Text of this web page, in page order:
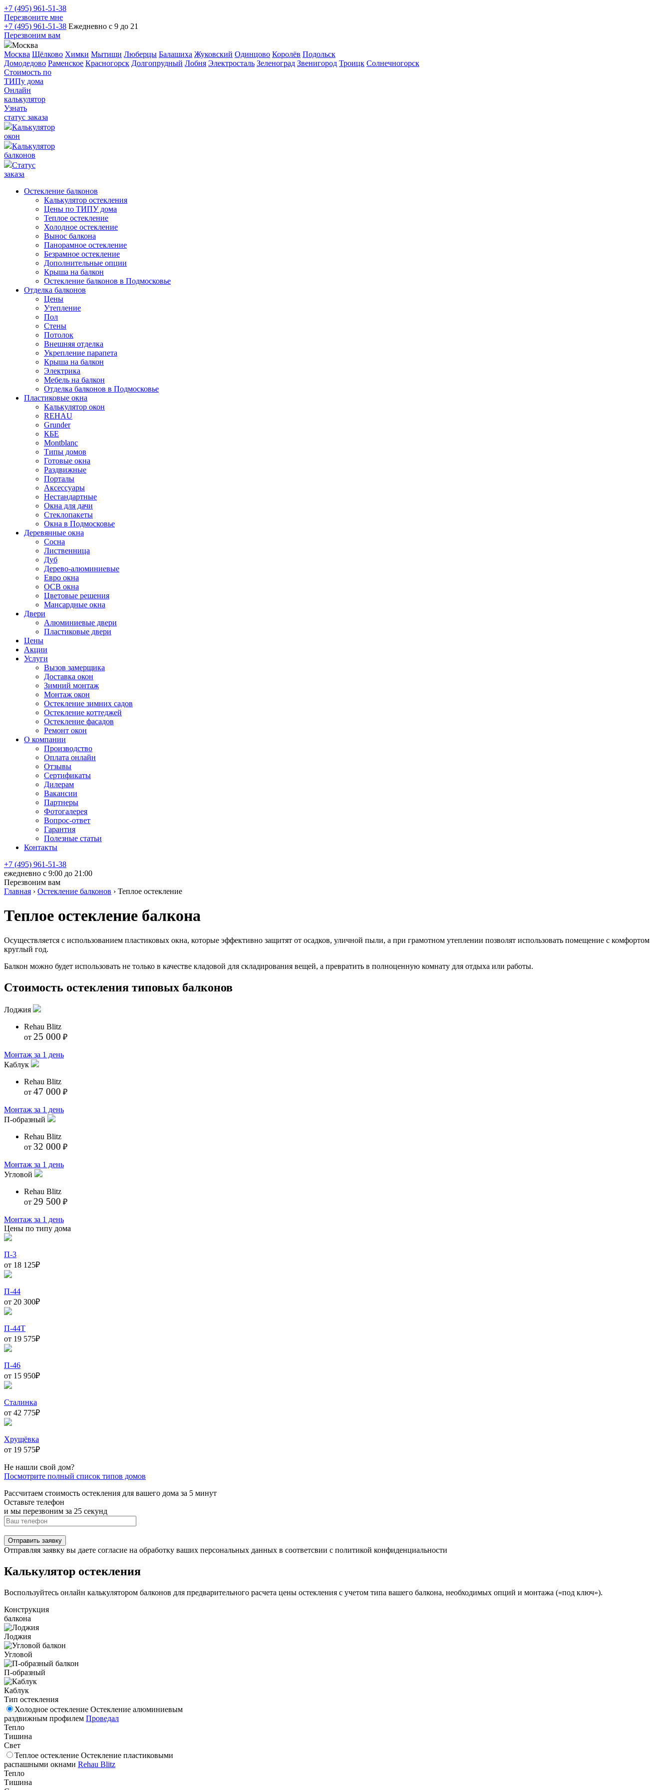
+7 (495) 961-51-38
Перезвоните мне
+7 (495) 961-51-38 Ежедневно с 9 до 21
Перезвоним вам
Москва
Москва Щёлково Химки Мытищи Люберцы Балашиха Жуковский Одинцово Королёв Подольск
Домодедово Раменское Красногорск Долгопрудный Лобня Электросталь Зеленоград Звенигород Троицк Солнечногорск
Стоимость по
ТИПу дома
Онлайн
калькулятор
Узнать
статус заказа
Калькулятор
окон
Калькулятор
балконов
Статус
заказа
Остекление балконов
Калькулятор остекления
Цены по ТИПУ дома
Теплое остекление
Холодное остекление
Вынос балкона
Панорамное остекление
Безрамное остекление
Дополнительные опции
Крыша на балкон
Остекление балконов в Подмосковье
Отделка балконов
Цены
Утепление
Пол
Стены
Потолок
Внешняя отделка
Укрепление парапета
Крыша на балкон
Электрика
Мебель на балкон
Отделка балконов в Подмосковье
Пластиковые окна
Калькулятор окон
REHAU
Grunder
КБЕ
Montblanc
Типы домов
Готовые окна
Раздвижные
Порталы
Аксессуары
Нестандартные
Окна для дачи
Стеклопакеты
Окна в Подмосковье
Деревянные окна
Сосна
Лиственница
Дуб
Дерево-алюминиевые
Евро окна
ОСВ окна
Цветовые решения
Мансардные окна
Двери
Алюминиевые двери
Пластиковые двери
Цены
Акции
Услуги
Вызов замерщика
Доставка окон
Зимний монтаж
Монтаж окон
Остекление зимних садов
Остекление коттеджей
Остекление фасадов
Ремонт окон
О компании
Производство
Оплата онлайн
Отзывы
Сертификаты
Дилерам
Вакансии
Партнеры
Фотогалерея
Вопрос-ответ
Гарантия
Полезные статьи
Контакты
+7 (495) 961-51-38
ежедневно c 9:00 до 21:00
Перезвоним вам
Главная › Остекление балконов › Теплое остекление
Теплое остекление балкона
Осуществляется с использованием пластиковых окна, которые эффективно защитят от осадков, уличной пыли, а при грамотном утеплении позволят использовать помещение с комфортом
круглый год.
Балкон можно будет использовать не только в качестве кладовой для складирования вещей, а превратить в полноценную комнату для отдыха или работы.
Стоимость остекления типовых балконов
Лоджия
Rehau Blitz
от 25 000 ₽
Монтаж за 1 день
Каблук
Rehau Blitz
от 47 000 ₽
Монтаж за 1 день
П-образный
Rehau Blitz
от 32 000 ₽
Монтаж за 1 день
Угловой
Rehau Blitz
от 29 500 ₽
Монтаж за 1 день
Цены по типу дома
П-3
от 18 125₽
П-44
от 20 300₽
П-44Т
от 19 575₽
П-46
от 15 950₽
Сталинка
от 42 775₽
Хрущёвка
от 19 575₽
Не нашли свой дом?
Посмотрите полный список типов домов
Рассчитаем стоимость остекления для вашего дома за 5 минут
Оставьте телефон
и мы перезвоним за 25 секунд
Отправить заявку
Отправляя заявку вы даете согласие на обработку ваших персональных данных в соответсвии с политикой конфиденциальности
Калькулятор остекления
Воспользуйтесь онлайн калькулятором балконов для предварительного расчета цены остекления с учетом типа вашего балкона, необходимых опций и монтажа («под ключ»).
Конструкция
балкона
Лоджия
Угловой
П-образный
Каблук
Тип остекления
Холодное остекление Остекление алюминиевым
раздвижным профилем Проведал
Тепло
Тишина
Свет
Теплое остекление Остекление пластиковыми
распашными окнами Rehau Blitz
Тепло
Тишина